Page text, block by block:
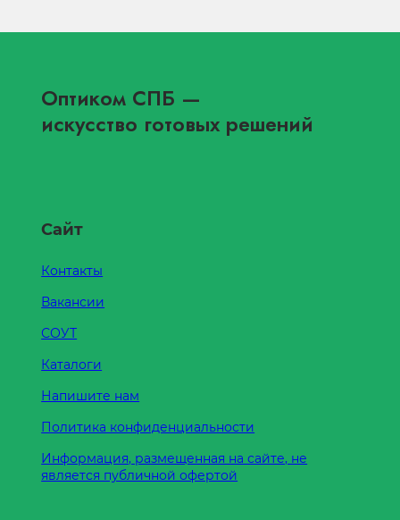
Оптиком СПБ —
искусство готовых решений
Сайт
Контакты
Вакансии
СОУТ
Каталоги
Напишите нам
Политика конфиденциальности
Информация, размещенная на сайте, не
является публичной офертой